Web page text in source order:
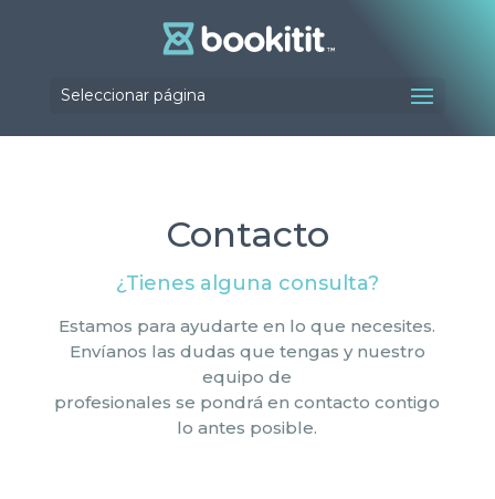
Seleccionar página
Contacto
¿Tienes alguna consulta?
Estamos para ayudarte en lo que necesites.
Envíanos las dudas que tengas y nuestro
equipo de
profesionales se pondrá en contacto contigo
lo antes posible.